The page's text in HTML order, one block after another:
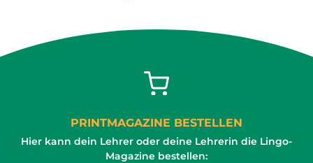
PRINTMAGAZINE BESTELLEN
Hier kann dein Lehrer oder deine Lehrerin die Lingo-
Magazine bestellen: